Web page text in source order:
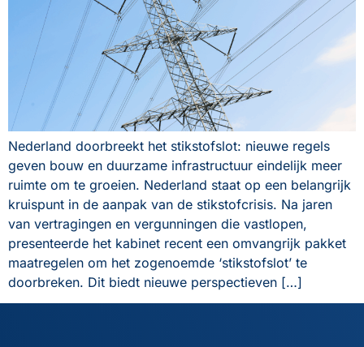
Nederland doorbreekt het stikstofslot: nieuwe regels
geven bouw en duurzame infrastructuur eindelijk meer
ruimte om te groeien. Nederland staat op een belangrijk
kruispunt in de aanpak van de stikstofcrisis. Na jaren
van vertragingen en vergunningen die vastlopen,
presenteerde het kabinet recent een omvangrijk pakket
maatregelen om het zogenoemde ‘stikstofslot’ te
doorbreken. Dit biedt nieuwe perspectieven […]